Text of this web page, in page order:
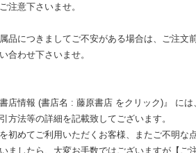
注意下さいませ。
品につきましてご不安がある場合は、ご注文
合わせ下さいませ。
店情報 (書店名 : 藤原書店 をクリック)』 には
方法等の詳細を記載致してございます。
初めてご利用いただくお客様、またご不明な
ましたら、大変お手数ではございますが【ご